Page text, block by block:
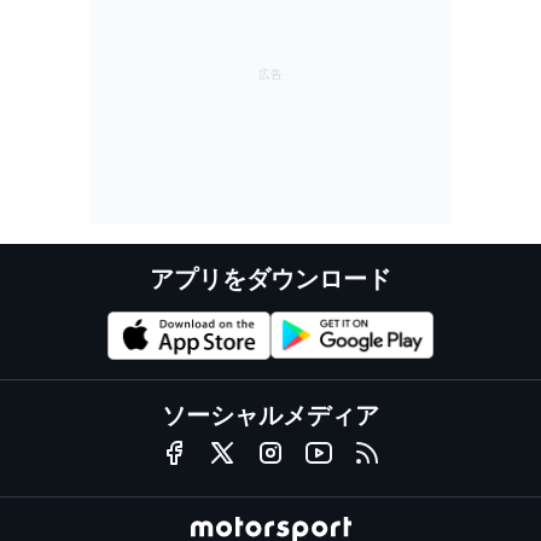
アプリをダウンロード
ソーシャルメディア